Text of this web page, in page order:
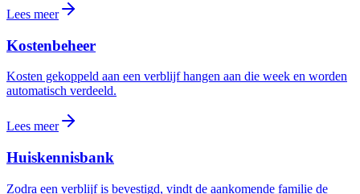
Lees meer
Kostenbeheer
Kosten gekoppeld aan een verblijf hangen aan die week en worden
automatisch verdeeld.
Lees meer
Huiskennisbank
Zodra een verblijf is bevestigd, vindt de aankomende familie de